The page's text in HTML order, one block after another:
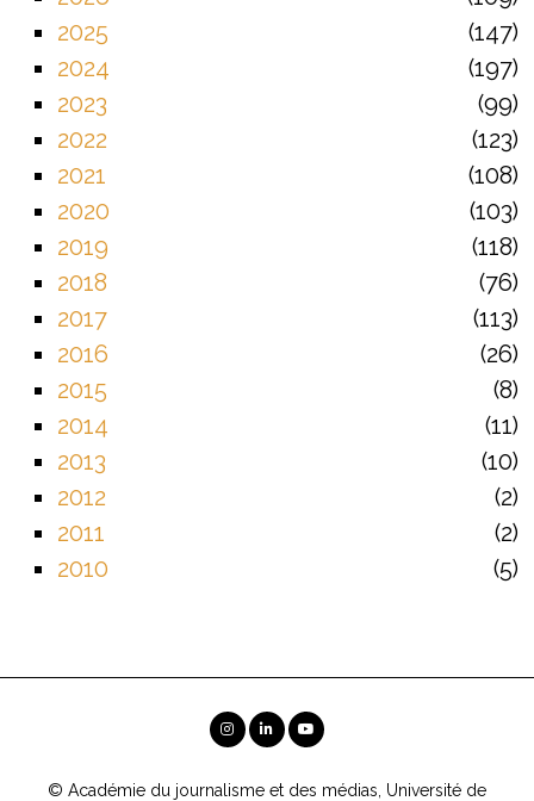
2025
147
2024
197
2023
99
2022
123
2021
108
2020
103
2019
118
2018
76
2017
113
2016
26
2015
8
2014
11
2013
10
2012
2
2011
2
2010
5
© Académie du journalisme et des médias, Université de